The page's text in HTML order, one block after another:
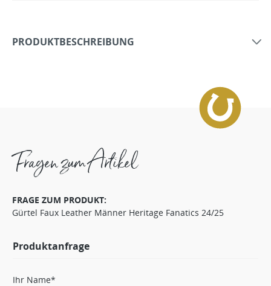
PRODUKTBESCHREIBUNG
Fragen zum Artikel
FRAGE ZUM PRODUKT:
Gürtel Faux Leather Männer Heritage Fanatics 24/25
Produktanfrage
Ihr Name*